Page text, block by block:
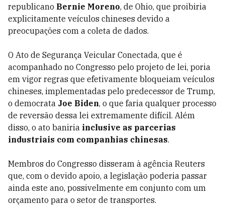
republicano Bernie Moreno, de Ohio, que proibiria
explicitamente veículos chineses devido a
preocupações com a coleta de dados.
O Ato de Segurança Veicular Conectada, que é
acompanhado no Congresso pelo projeto de lei, poria
em vigor regras que efetivamente bloqueiam veículos
chineses, implementadas pelo predecessor de Trump,
o democrata Joe Biden, o que faria qualquer processo
de reversão dessa lei extremamente difícil. Além
disso, o ato baniria inclusive as parcerias
industriais com companhias chinesas.
Membros do Congresso disseram à agência Reuters
que, com o devido apoio, a legislação poderia passar
ainda este ano, possivelmente em conjunto com um
orçamento para o setor de transportes.